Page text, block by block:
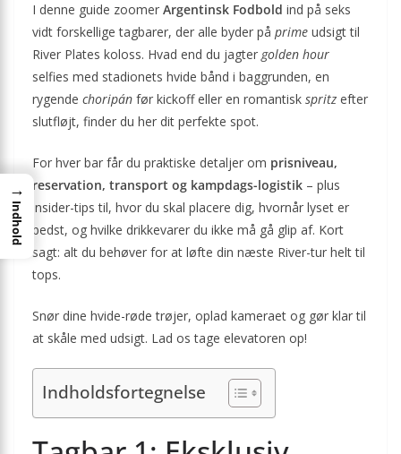
I denne guide zoomer Argentinsk Fodbold ind på seks
vidt forskellige tagbarer, der alle byder på prime udsigt til
River Plates koloss. Hvad end du jagter golden hour
selfies med stadionets hvide bånd i baggrunden, en
rygende choripán før kickoff eller en romantisk spritz efter
slutfløjt, finder du her dit perfekte spot.
For hver bar får du praktiske detaljer om prisniveau,
reservation, transport og kampdags-logistik – plus
insider-tips til, hvor du skal placere dig, hvornår lyset er
bedst, og hvilke drikkevarer du ikke må gå glip af. Kort
sagt: alt du behøver for at løfte din næste River-tur helt til
tops.
Snør dine hvide-røde trøjer, oplad kameraet og gør klar til
at skåle med udsigt. Lad os tage elevatoren op!
Indholdsfortegnelse
→
Indhold